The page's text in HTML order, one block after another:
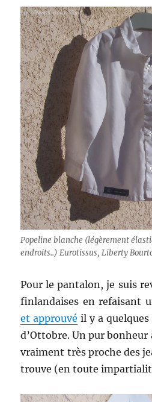
Popeline blanche (légèrement
endroits..) Eurotissus, Liberty
Pour le pantalon, je suis
finlandaises en refaisant
et approuvé il y a
d’Ottobre. Un pur bonheur
vraiment très proche des
trouve (en toute